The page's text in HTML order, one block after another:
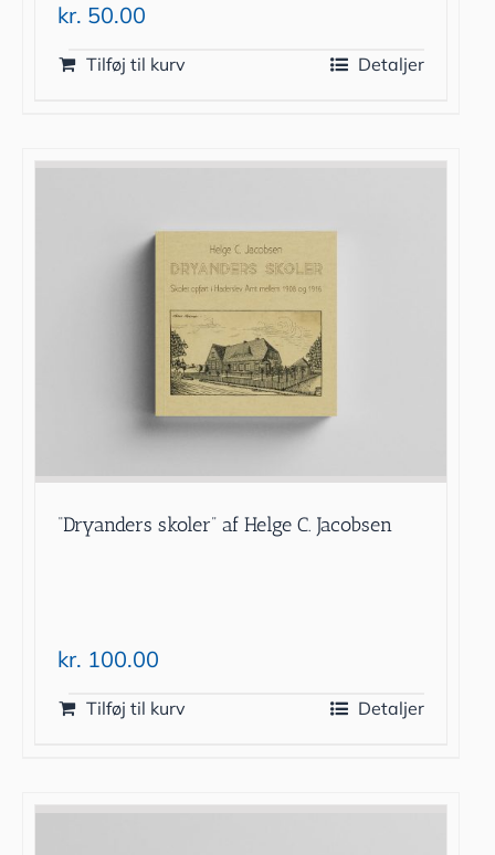
kr. 50.00
Tilføj til kurv Detaljer
“Dryanders skoler” af Helge C. Jacobsen
kr. 100.00
Tilføj til kurv Detaljer